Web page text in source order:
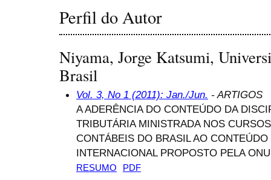
Perfil do Autor
Niyama, Jorge Katsumi,
Brasil
Vol. 3, No 1 (2011): Jan./Jun. - ARTIGOS
A ADERÊNCIA DO CONTEÚDO DA
TRIBUTÁRIA MINISTRADA NOS
CONTÁBEIS DO BRASIL AO
INTERNACIONAL PROPOSTO PELA ONU
RESUMO PDF